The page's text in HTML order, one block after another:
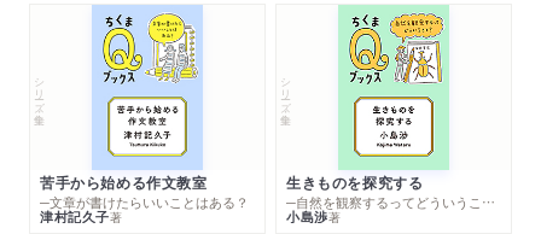
シリーズ・全集
苦手から始める作文教室
─文章が書けたらいいことはある？
津村記久子著
シリーズ・全集
生きものを探究する
─自然を観察するってどういうこと？
小島渉著